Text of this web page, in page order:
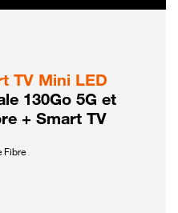
TV Mini LED
130Go 5G et
+ Smart TV
Fibre